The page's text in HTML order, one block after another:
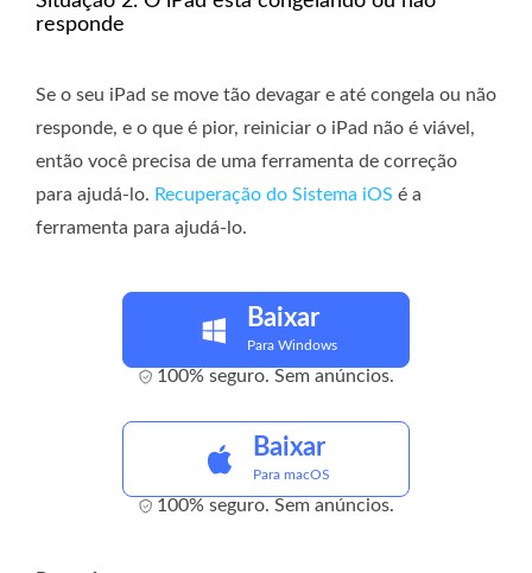
responde
Se o seu iPad se move tão devagar e até congela ou não
responde, e o que é pior, reiniciar o iPad não é viável,
então você precisa de uma ferramenta de correção
para ajudá-lo. Recuperação do Sistema iOS é a
ferramenta para ajudá-lo.
Baixar
Para Windows
100% seguro. Sem anúncios.
Baixar
Para macOS
100% seguro. Sem anúncios.